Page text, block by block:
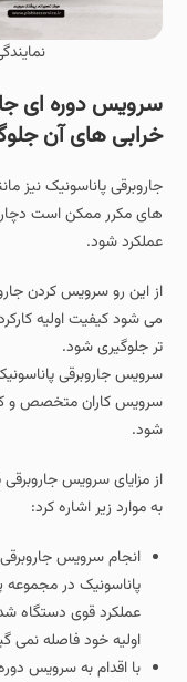
سرویس دوره ای
خرابی های آن
جاروبرقی پاناسونیک نیز
های مکرر ممکن است دچار
عملکرد شود.
از این رو سرویس کردن
می شود کیفیت اولیه
تر جلوگیری شود.
سرویس جاروبرقی
سرویس کاران متخصص و
شود.
از مزایای سرویس
به موارد زیر اشاره کرد:
انجام سرویس
پاناسونیک در
عملکرد قوی دستگاه
اولیه خود فاصله نمی
با اقدام به سرویس